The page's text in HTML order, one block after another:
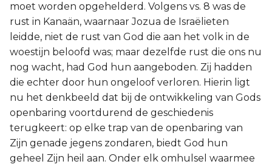
moet worden opgehelderd. Volgens vs. 8 was de
rust in Kanaän, waarnaar Jozua de Israëlieten
leidde, niet de rust van God die aan het volk in de
woestijn beloofd was; maar dezelfde rust die ons nu
nog wacht, had God hun aangeboden. Zij hadden
die echter door hun ongeloof verloren. Hierin ligt
nu het denkbeeld dat bij de ontwikkeling van Gods
openbaring voortdurend de geschiedenis
terugkeert: op elke trap van de openbaring van
Zijn genade jegens zondaren, biedt God hun
geheel Zijn heil aan. Onder elk omhulsel waarmee